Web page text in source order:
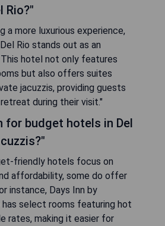
Rio?"
a more luxurious experience,
Rio stands out as an
hotel not only features
but also offers suites
jacuzzis, providing guests
during their visit."
for budget hotels in Del
friendly hotels focus on
affordability, some do offer
instance, Days Inn by
has select rooms featuring hot
rates, making it easier for